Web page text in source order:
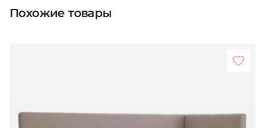
Похожие товары